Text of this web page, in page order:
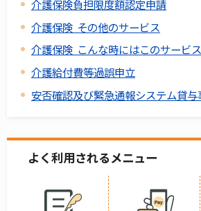
介護保険負担限度額認定申請
介護保険 その他のサービス
介護保険 こんな時にはこのサービス
介護給付費等過誤申立
安否確認及び緊急通報システム貸
よく利用されるメニュー